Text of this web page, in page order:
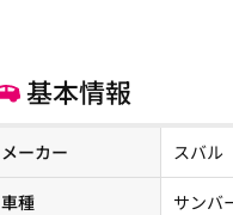
基本情報
メーカー スバル
車種 サンバ